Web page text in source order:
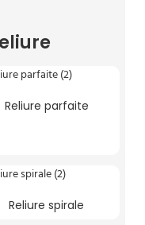
Reliure parfaite
Reliure spirale